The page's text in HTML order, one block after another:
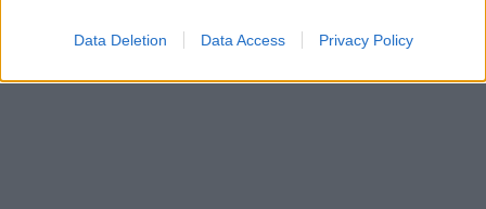
Data Deletion Data Access Privacy Policy